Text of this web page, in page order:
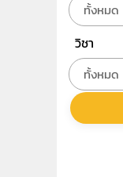
ทั้งหมด
วิชา
ทั้งหมด